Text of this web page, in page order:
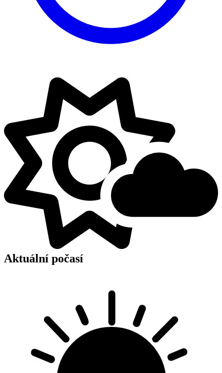
Aktuální počasí